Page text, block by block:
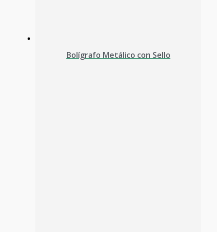
Bolígrafo Metálico con Sello